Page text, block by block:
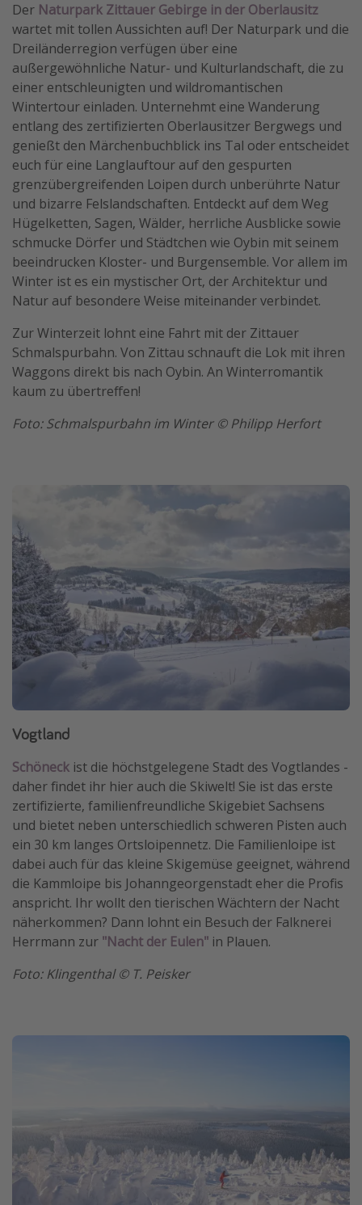
Der Naturpark Zittauer Gebirge in der Oberlausitz
wartet mit tollen Aussichten auf! Der Naturpark und die
Dreiländerregion verfügen über eine
außergewöhnliche Natur- und Kulturlandschaft, die zu
einer entschleunigten und wildromantischen
Wintertour einladen. Unternehmt eine Wanderung
entlang des zertifizierten Oberlausitzer Bergwegs und
genießt den Märchenbuchblick ins Tal oder entscheidet
euch für eine Langlauftour auf den gespurten
grenzübergreifenden Loipen durch unberührte Natur
und bizarre Felslandschaften. Entdeckt auf dem Weg
Hügelketten, Sagen, Wälder, herrliche Ausblicke sowie
schmucke Dörfer und Städtchen wie Oybin mit seinem
beeindrucken Kloster- und Burgensemble. Vor allem im
Winter ist es ein mystischer Ort, der Architektur und
Natur auf besondere Weise miteinander verbindet.
Zur Winterzeit lohnt eine Fahrt mit der Zittauer
Schmalspurbahn. Von Zittau schnauft die Lok mit ihren
Waggons direkt bis nach Oybin. An Winterromantik
kaum zu übertreffen!
Foto: Schmalspurbahn im Winter © Philipp Herfort
Vogtland
Schöneck ist die höchstgelegene Stadt des Vogtlandes -
daher findet ihr hier auch die Skiwelt! Sie ist das erste
zertifizierte, familienfreundliche Skigebiet Sachsens
und bietet neben unterschiedlich schweren Pisten auch
ein 30 km langes Ortsloipennetz. Die Familienloipe ist
dabei auch für das kleine Skigemüse geeignet, während
die Kammloipe bis Johanngeorgenstadt eher die Profis
anspricht. Ihr wollt den tierischen Wächtern der Nacht
näherkommen? Dann lohnt ein Besuch der Falknerei
Herrmann zur "Nacht der Eulen" in Plauen.
Foto: Klingenthal © T. Peisker